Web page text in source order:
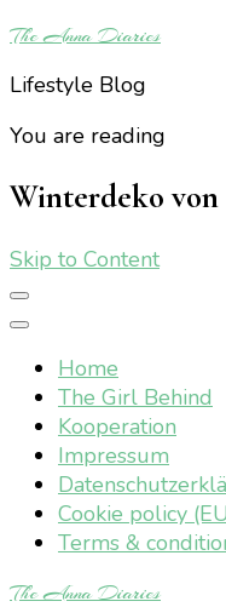
The Anna Diaries
Lifestyle Blog
You are reading
Winterdeko
Skip to Content
Home
The Girl Behind
Kooperation
Impressum
Cookie policy
Terms &
The Anna Diaries